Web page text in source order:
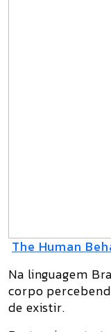
The Human
Na linguagem
corpo
de existir.